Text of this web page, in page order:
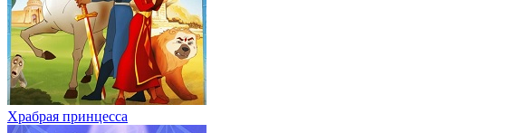
Храбрая принцесса